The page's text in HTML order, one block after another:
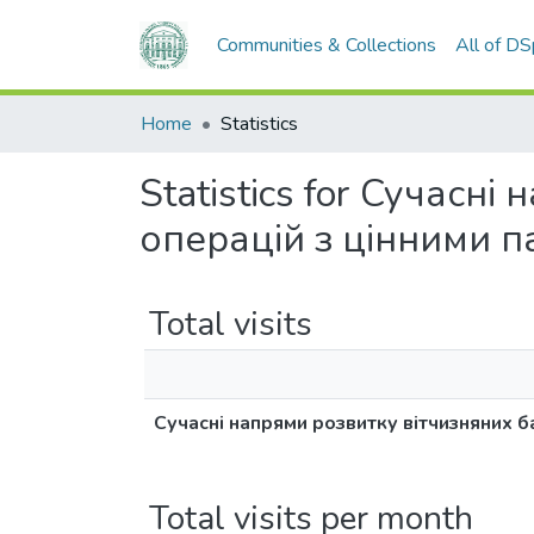
Communities & Collections All of
Home Statistics
Statistics for Сучасні
операцій з цінними
Total visits
Сучасні напрями розвитку вітчизняних
Total visits per month